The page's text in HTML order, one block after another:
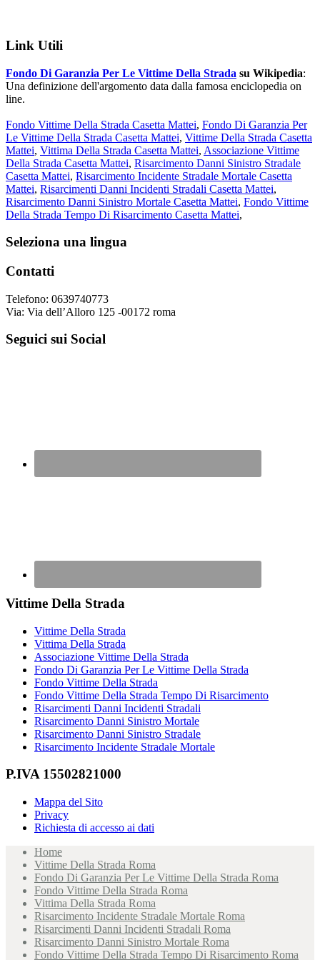
Link Utili
Fondo Di Garanzia Per Le Vittime Della Strada su Wikipedia:
Una definizione dell'argomento data dalla famosa enciclopedia on
line.
Fondo Vittime Della Strada Casetta Mattei, Fondo Di Garanzia Per
Le Vittime Della Strada Casetta Mattei, Vittime Della Strada Casetta
Mattei, Vittima Della Strada Casetta Mattei, Associazione Vittime
Della Strada Casetta Mattei, Risarcimento Danni Sinistro Stradale
Casetta Mattei, Risarcimento Incidente Stradale Mortale Casetta
Mattei, Risarcimenti Danni Incidenti Stradali Casetta Mattei,
Risarcimento Danni Sinistro Mortale Casetta Mattei, Fondo Vittime
Della Strada Tempo Di Risarcimento Casetta Mattei,
Footer
Seleziona una lingua
Contatti
Telefono: 0639740773
Via: Via dell’Alloro 125 -00172 roma
Seguici sui Social
Vittime Della Strada
Vittime Della Strada
Vittima Della Strada
Associazione Vittime Della Strada
Fondo Di Garanzia Per Le Vittime Della Strada
Fondo Vittime Della Strada
Fondo Vittime Della Strada Tempo Di Risarcimento
Risarcimenti Danni Incidenti Stradali
Risarcimento Danni Sinistro Mortale
Risarcimento Danni Sinistro Stradale
Risarcimento Incidente Stradale Mortale
P.IVA 15502821000
Mappa del Sito
Privacy
Richiesta di accesso ai dati
Home
Vittime Della Strada Roma
Fondo Di Garanzia Per Le Vittime Della Strada Roma
Fondo Vittime Della Strada Roma
Vittima Della Strada Roma
Risarcimento Incidente Stradale Mortale Roma
Risarcimenti Danni Incidenti Stradali Roma
Risarcimento Danni Sinistro Mortale Roma
Fondo Vittime Della Strada Tempo Di Risarcimento Roma